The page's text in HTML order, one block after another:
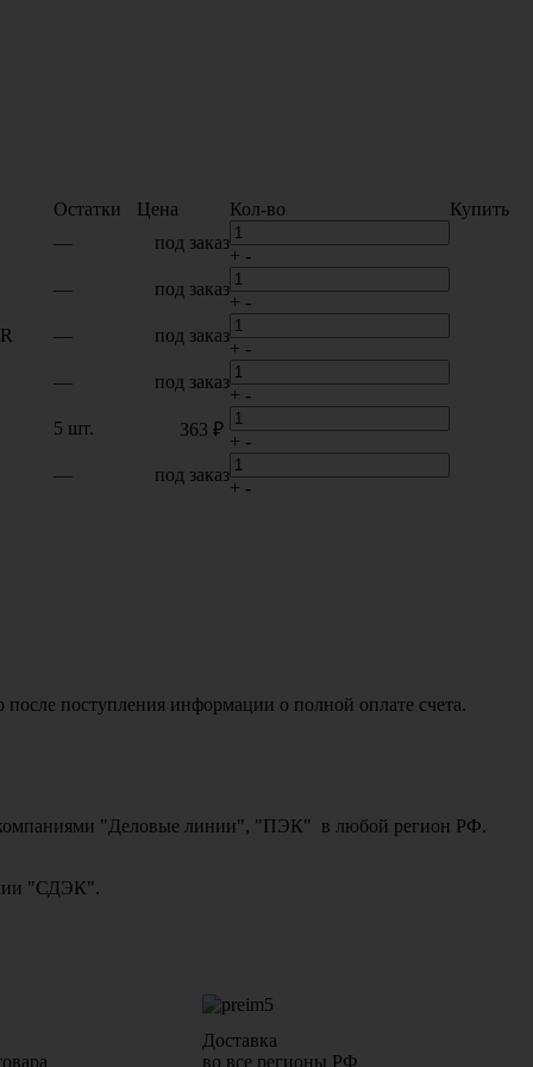
Остатки Цена Кол-во
Купить
— под заказ
+ -
— под заказ
+ -
— под заказ
+ -
— под заказ
+ -
5 шт. 363 ₽
+ -
— под заказ
+ -
поступления информации о полной оплате счета.
компаниями "Деловые линии", "ПЭК" в любой регион РФ.
"СДЭК".
Доставка
во все регионы РФ